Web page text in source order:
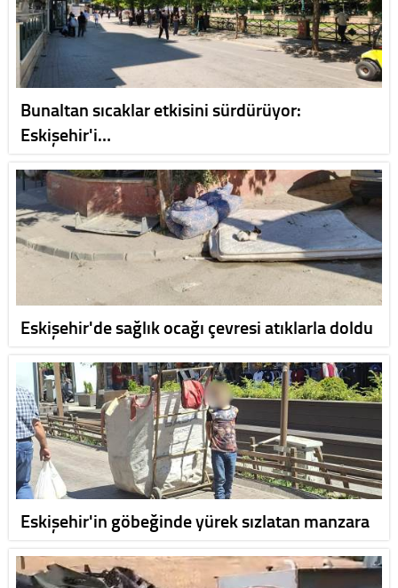
Bunaltan sıcaklar etkisini sürdürüyor:
Eskişehir'i…
Eskişehir'de sağlık ocağı çevresi atıklarla doldu
Eskişehir'in göbeğinde yürek sızlatan manzara